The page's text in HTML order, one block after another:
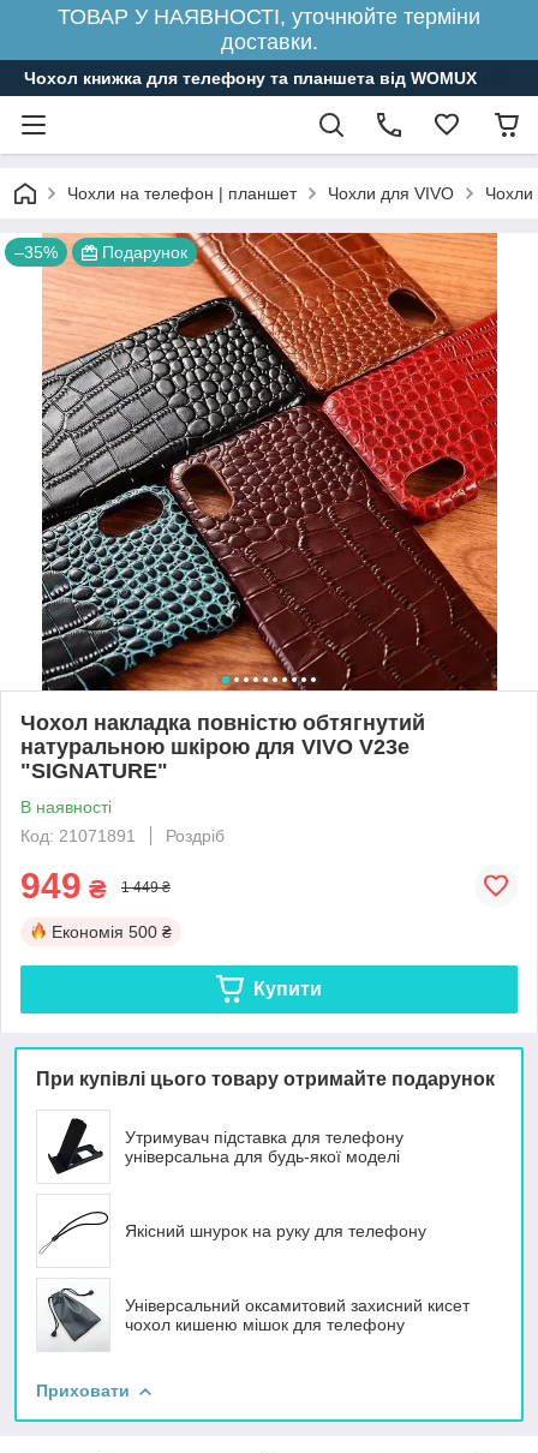
ТОВАР У НАЯВНОСТІ, уточнюйте терміни
доставки.
Чохол книжка для телефону та планшета від WOMUX
Чохли на телефон | планшет Чохли для VIVO Чохли
–35% Подарунок
Чохол накладка повністю обтягнутий
натуральною шкірою для VIVO V23e
"SIGNATURE"
В наявності
Код: 21071891
Роздріб
949 ₴ 1 449 ₴
Економія 500 ₴
Купити
При купівлі цього товару отримайте подарунок
Утримувач підставка для телефону
універсальна для будь-якої моделі
Якісний шнурок на руку для телефону
Універсальний оксамитовий захисний кисет
чохол кишеню мішок для телефону
Приховати